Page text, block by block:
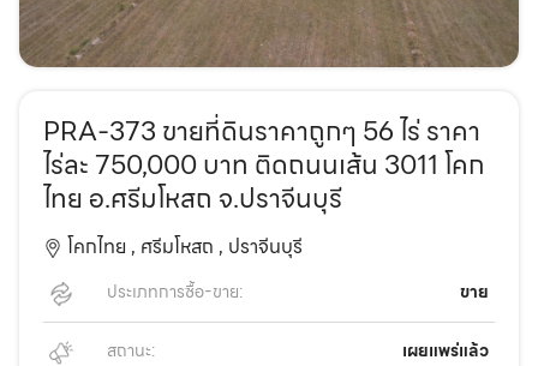
PRA-373 ขายที่ดินราคาถูกๆ 56 ไร่ ราคา
ไร่ละ 750,000 บาท ติดถนนเส้น 3011 โคก
ไทย อ.ศรีมโหสถ จ.ปราจีนบุรี
โคกไทย , ศรีมโหสถ , ปราจีนบุรี
ประเภทการซื้อ-ขาย: ขาย
สถานะ: เผยแพร่แล้ว